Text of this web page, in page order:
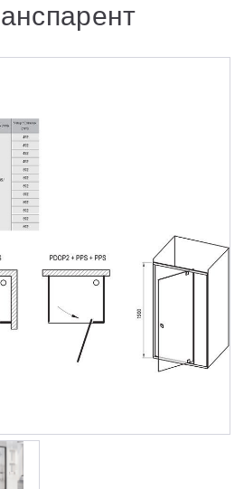
душевых уголков
ванны